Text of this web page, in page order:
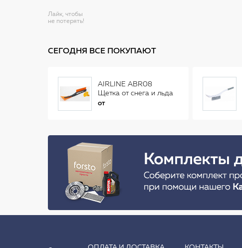
Лайк, чтобы
не потерять!
СЕГОДНЯ ВСЕ ПОКУПАЮТ
AIRLINE ABR08
Щетка от снега и льда
(34 см)
от